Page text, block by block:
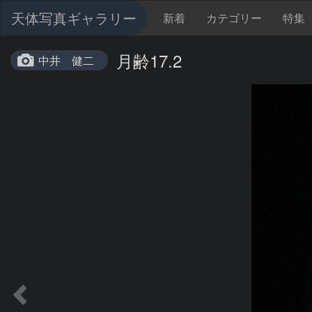
天体写真ギャラリー 新着 カテゴリー 特集
中井 健二 月齢17.2